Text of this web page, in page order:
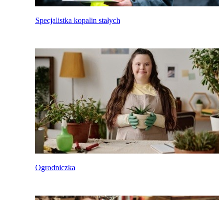
Specjalistka kopalin stałych
Ogrodniczka